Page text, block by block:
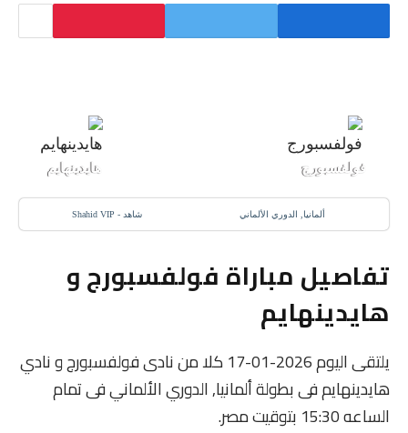
فولفسبورج هايدينهايم
ألمانيا, الدوري الألماني شاهد - Shahid VIP
تفاصيل مباراة فولفسبورج و
هايدينهايم
يلتقى اليوم 2026-01-17 كلا من نادى فولفسبورج و نادي
هايدينهايم فى بطولة ألمانيا, الدوري الألماني فى تمام
الساعه 15:30 بتوقيت مصر.